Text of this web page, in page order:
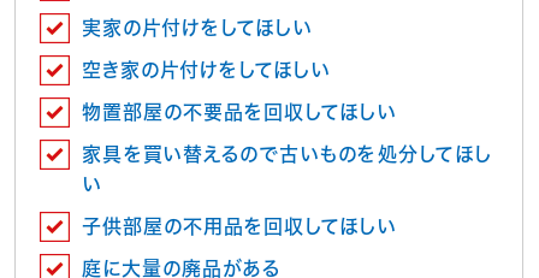
実家の片付けをしてほしい
空き家の片付けをしてほしい
物置部屋の不要品を回収してほしい
家具を買い替えるので古いものを処分してほし
い
子供部屋の不用品を回収してほしい
庭に大量の廃品がある